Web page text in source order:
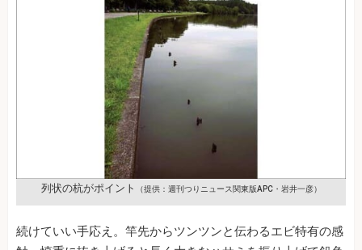
列状の杭がポイント （提供：週刊つりニュース関東版APC・岩井一彦）
続けていい手応え。竿先からツンツンと伝わるエビ特有の感